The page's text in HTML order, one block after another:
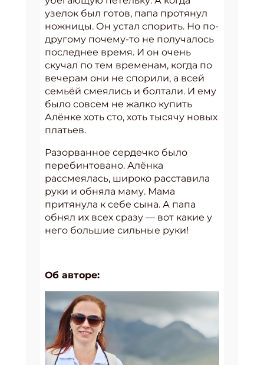
узелок был готов, папа протянул
ножницы. Он устал спорить. Но по-
другому почему-то не получалось
последнее время. И он очень
скучал по тем временам, когда по
вечерам они не спорили, а всей
семьёй смеялись и болтали. И ему
было совсем не жалко купить
Алёнке хоть сто, хоть тысячу новых
платьев.
Разорванное сердечко было
перебинтовано. Алёнка
рассмеялась, широко расставила
руки и обняла маму. Мама
притянула к себе сына. А папа
обнял их всех сразу — вот какие у
него большие сильные руки!
Об авторе: